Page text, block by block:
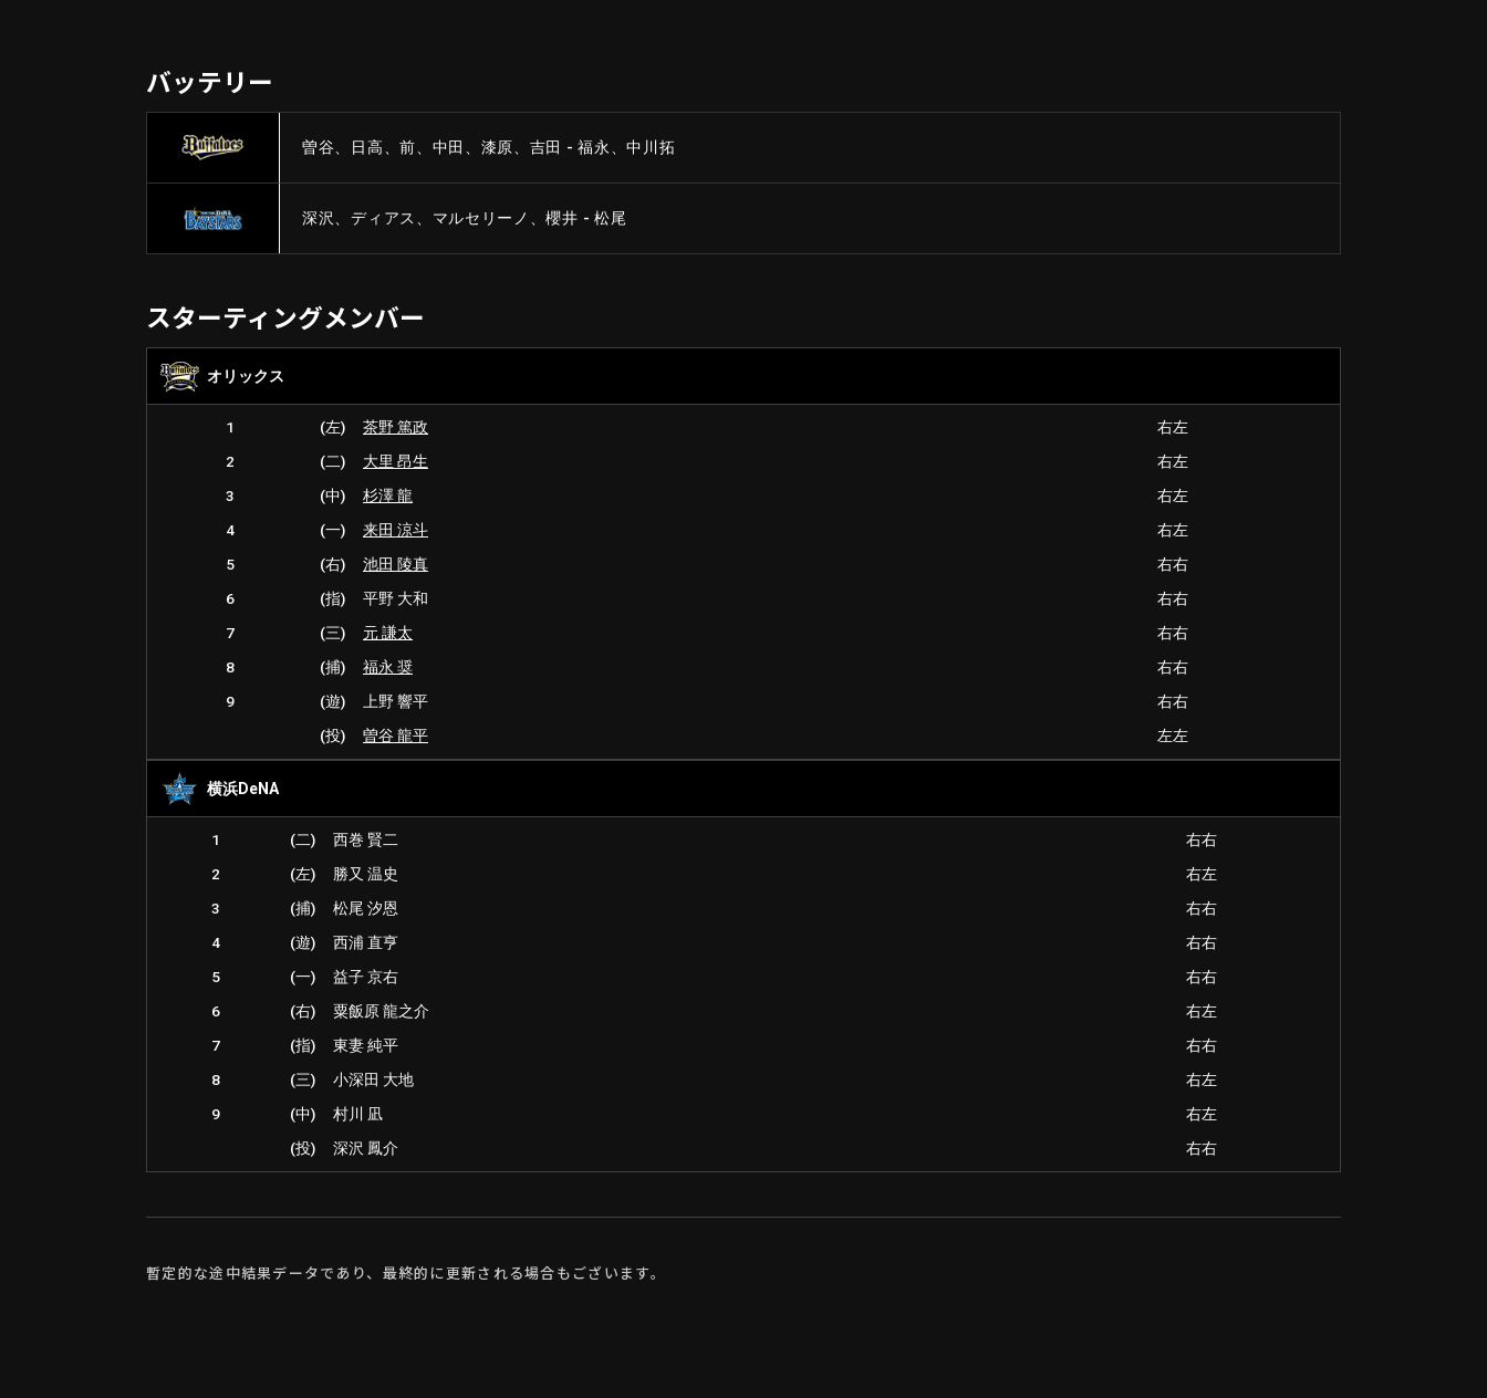
バッテリー
曽谷、日高、前、中田、漆原、吉田 - 福永、中川拓
深沢、ディアス、マルセリーノ、櫻井 - 松尾
スターティングメンバー
オリックス
1 (左) 茶野 篤政
右左
2
(二) 大里 昂生
右左
3
(中) 杉澤 龍
右左
4
(一) 来田 涼斗
右左
5
(右) 池田 陵真
右右
6
(指) 平野 大和
右右
7
(三) 元 謙太
右右
8
(捕) 福永 奨
右右
9
(遊) 上野 響平
右右
(投)
曽谷 龍平 左左
横浜DeNA
1 (二) 西巻 賢二
右右
2
(左) 勝又 温史
右左
3
(捕) 松尾 汐恩
右右
4
(遊) 西浦 直亨
右右
5
(一) 益子 京右
右右
6
(右) 粟飯原 龍之介
右左
7
(指) 東妻 純平
右右
8
(三) 小深田 大地
右左
9
(中) 村川 凪
右左
(投)
深沢 鳳介 右右
暫定的な途中結果データであり、最終的に更新される場合もございます。